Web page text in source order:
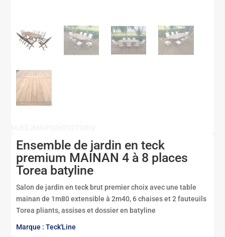
Ensemble de jardin en teck
premium MAINAN 4 à 8 places
Torea batyline
Salon de jardin en teck brut premier choix avec une table
mainan de 1m80 extensible à 2m40, 6 chaises et 2 fauteuils
Torea pliants, assises et dossier en batyline
Marque : Teck'Line